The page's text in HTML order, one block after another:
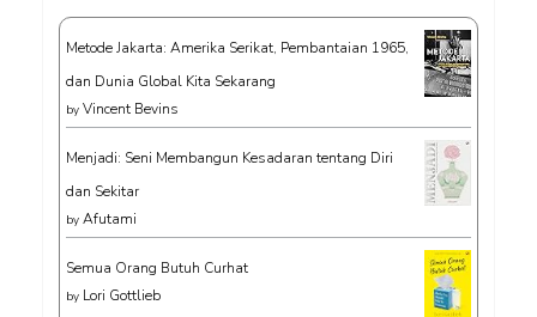
Metode Jakarta: Amerika Serikat, Pembantaian 1965,
dan Dunia Global Kita Sekarang
by Vincent Bevins
Menjadi: Seni Membangun Kesadaran tentang Diri
dan Sekitar
by Afutami
Semua Orang Butuh Curhat
by Lori Gottlieb